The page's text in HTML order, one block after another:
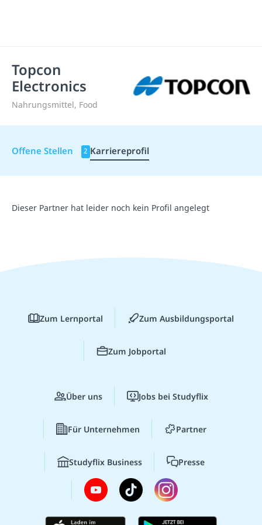
Topcon
Electronics
Nahrungsmittel, Food
Offene Stellen 2 Karriereprofil
Dieser Partner hat leider noch kein Profil angelegt
Zum Lernportal Zum Ausbildungsportal
Zum Jobportal
Über uns Jobs bei Studyflix
Für Unternehmen Partner
Studyflix Business Presse